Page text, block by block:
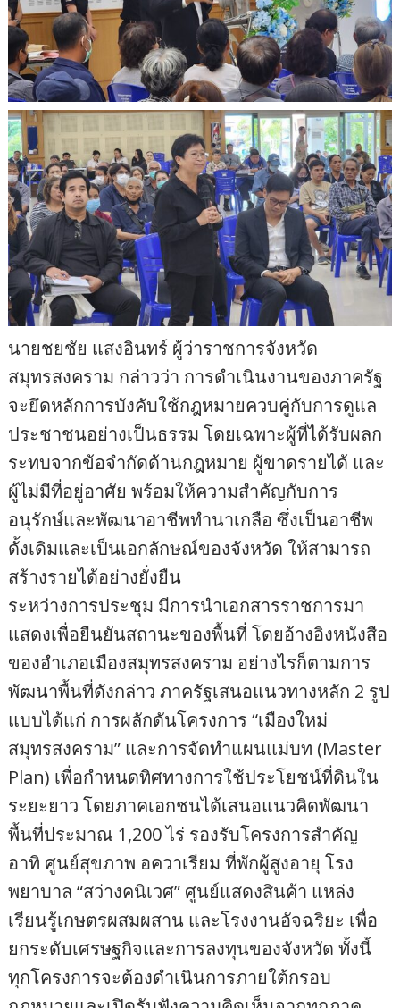
นายชยชัย แสงอินทร์ ผู้ว่าราชการจังหวัด
สมุทรสงคราม กล่าวว่า การดำเนินงานของภาครัฐ
จะยึดหลักการบังคับใช้กฎหมายควบคู่กับการดูแล
ประชาชนอย่างเป็นธรรม โดยเฉพาะผู้ที่ได้รับผลก
ระทบจากข้อจำกัดด้านกฎหมาย ผู้ขาดรายได้ และ
ผู้ไม่มีที่อยู่อาศัย พร้อมให้ความสำคัญกับการ
อนุรักษ์และพัฒนาอาชีพทำนาเกลือ ซึ่งเป็นอาชีพ
ดั้งเดิมและเป็นเอกลักษณ์ของจังหวัด ให้สามารถ
สร้างรายได้อย่างยั่งยืน
ระหว่างการประชุม มีการนำเอกสารราชการมา
แสดงเพื่อยืนยันสถานะของพื้นที่ โดยอ้างอิงหนังสือ
ของอำเภอเมืองสมุทรสงคราม อย่างไรก็ตามการ
พัฒนาพื้นที่ดังกล่าว ภาครัฐเสนอแนวทางหลัก 2 รูป
แบบได้แก่ การผลักดันโครงการ “เมืองใหม่
สมุทรสงคราม” และการจัดทำแผนแม่บท (Master
Plan) เพื่อกำหนดทิศทางการใช้ประโยชน์ที่ดินใน
ระยะยาว โดยภาคเอกชนได้เสนอแนวคิดพัฒนา
พื้นที่ประมาณ 1,200 ไร่ รองรับโครงการสำคัญ
อาทิ ศูนย์สุขภาพ อควาเรียม ที่พักผู้สูงอายุ โรง
พยาบาล “สว่างคนิเวศ” ศูนย์แสดงสินค้า แหล่ง
เรียนรู้เกษตรผสมผสาน และโรงงานอัจฉริยะ เพื่อ
ยกระดับเศรษฐกิจและการลงทุนของจังหวัด ทั้งนี้
ทุกโครงการจะต้องดำเนินการภายใต้กรอบ